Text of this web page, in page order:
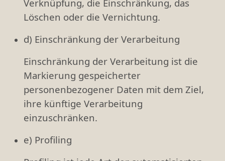
Verknüpfung, die Einschränkung, das
Löschen oder die Vernichtung.
d) Einschränkung der Verarbeitung
Einschränkung der Verarbeitung ist die
Markierung gespeicherter
personenbezogener Daten mit dem Ziel,
ihre künftige Verarbeitung
einzuschränken.
e) Profiling